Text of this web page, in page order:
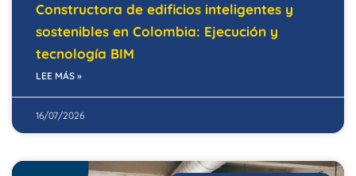
Constructora de edificios inteligentes y
sostenibles en Colombia: Ejecución y
tecnología BIM
LEE MÁS »
16/07/2026